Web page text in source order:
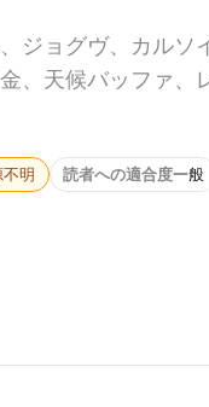
ジョグヴ、カル
、天候バッファ、
明 読者への適合度一般